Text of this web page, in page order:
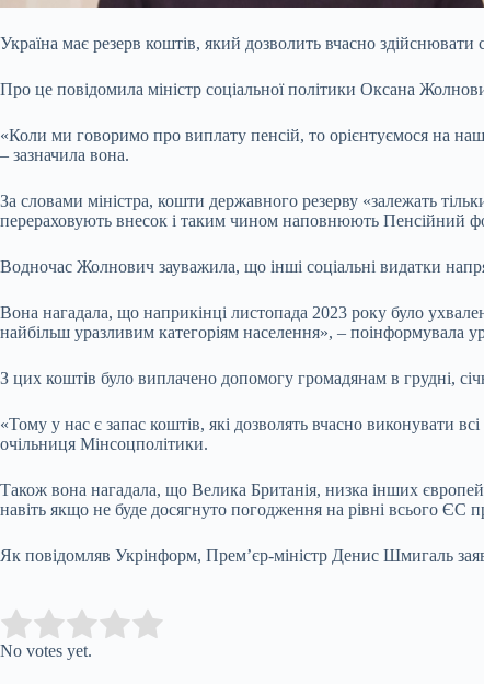
Україна має резерв коштів, який дозволить вчасно
Про це повідомила міністр соціальної політики Оксана
«Коли ми говоримо про виплату пенсій, то орієнтуємося на
– зазначила вона.
За словами міністра, кошти державного резерву «залежать
перераховують внесок і таким чином наповнюють Пенсійний
Водночас Жолнович зауважила, що інші соціальні видатки
Вона нагадала, що наприкінці листопада 2023 року було
найбільш уразливим категоріям населення», – поінформувала
З цих коштів було виплачено допомогу громадянам в грудні,
«Тому у нас є запас коштів, які дозволять вчасно виконувати
очільниця Мінсоцполітики.
Також вона нагадала, що Велика Британія, низка інших
навіть якщо не буде досягнуто погодження на рівні всього
Як повідомляв Укрінформ, Прем’єр-міністр Денис Шмигаль
Rate this item:
No votes yet.